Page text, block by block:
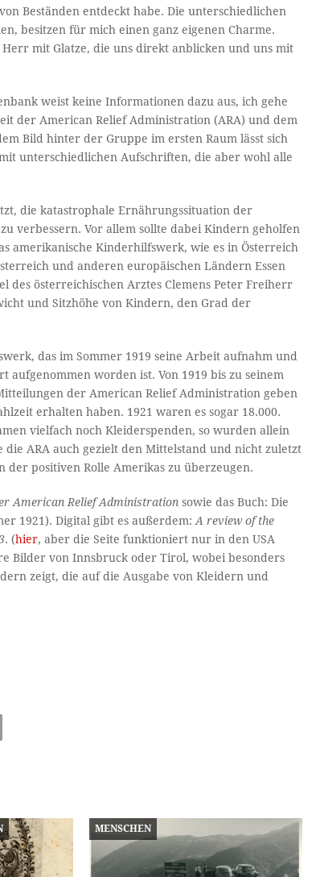
Beständen entdeckt habe. Die unterschiedlichen
besitzen für mich einen ganz eigenen Charme.
mit Glatze, die uns direkt anblicken und uns mit
weist keine Informationen dazu aus, ich gehe
der American Relief Administration (ARA) und dem
Bild hinter der Gruppe im ersten Raum lässt sich
unterschiedlichen Aufschriften, die aber wohl alle
die katastrophale Ernährungssituation der
verbessern. Vor allem sollte dabei Kindern geholfen
amerikanische Kinderhilfswerk, wie es in Österreich
und anderen europäischen Ländern Essen
des österreichischen Arztes Clemens Peter Freiherr
und Sitzhöhe von Kindern, den Grad der
das im Sommer 1919 seine Arbeit aufnahm und
aufgenommen worden ist. Von 1919 bis zu seinem
der American Relief Administration geben
erhalten haben. 1921 waren es sogar 18.000.
vielfach noch Kleiderspenden, so wurden allein
ARA auch gezielt den Mittelstand und nicht zuletzt
der positiven Rolle Amerikas zu überzeugen.
American Relief Administration sowie das Buch: Die
1921). Digital gibt es außerdem:A review of the
. (hier, aber die Seite funktioniert nur in den USA
Bilder von Innsbruck oder Tirol, wobei besonders
zeigt, die auf die Ausgabe von Kleidern und
MENSCHEN